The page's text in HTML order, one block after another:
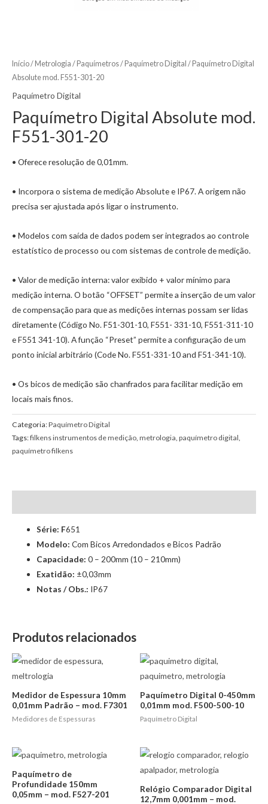
Início/ Metrologia / Paquímetros/ Paquímetro Digital / Paquímetro Digital
Absolute mod. F551-301-20
Paquímetro Digital
Paquímetro Digital Absolute mod.
F551-301-20
• Oferece resolução de 0,01mm.
• Incorpora o sistema de medição Absolute e IP67. A origem não
precisa ser ajustada após ligar o instrumento.
• Modelos com saída de dados podem ser integrados ao controle
estatístico de processo ou com sistemas de controle de medição.
• Valor de medição interna: valor exibido + valor mínimo para
medição interna. O botão “OFFSET” permite a inserção de um valor
de compensação para que as medições internas possam ser lidas
diretamente (Código No. F51-301-10, F551- 331-10, F551-311-10
e F551 341-10). A função “Preset” permite a configuração de um
ponto inicial arbitrário (Code No. F551-331-10 and F51-341-10).
• Os bicos de medição são chanfrados para facilitar medição em
locais mais finos.
Categoria:Paquímetro Digital
Tags:filkens instrumentos de medição, metrologia, paquímetro digital,
paquímetro filkens
Série: F651
Modelo:Com Bicos Arredondados e Bicos Padrão
Capacidade:0 – 200mm (10 – 210mm)
Exatidão: ±0,03mm
Notas / Obs.: IP67
Produtos relacionados
Medidor de Espessura 10mm
0,01mm Padrão – mod. F7301
Medidores de Espessuras
Paquímetro Digital 0-450mm
0,01mm mod. F500-500-10
Paquímetro Digital
Paquímetro de
Profundidade 150mm
0,05mm – mod. F527-201
Relógio Comparador Digital
12,7mm 0,001mm – mod.